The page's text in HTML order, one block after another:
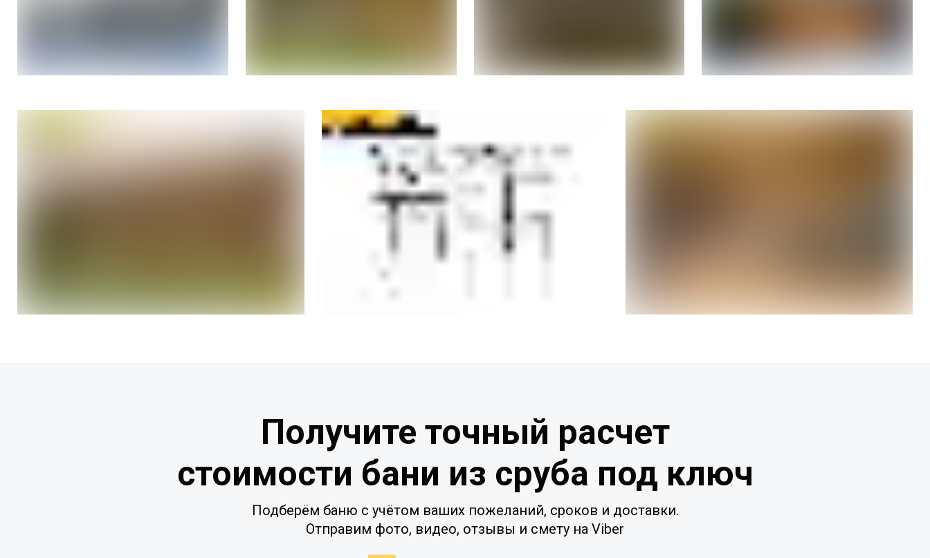
Подберём баню с учётом ваших пожеланий, сроков и доставки.
Отправим фото, видео, отзывы и смету на Viber
Получите точный расчет
стоимости бани из сруба под ключ